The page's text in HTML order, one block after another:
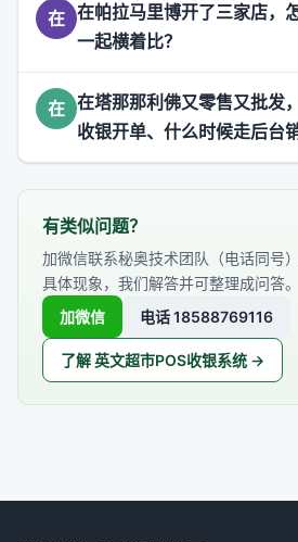
在 在帕拉马里博开了三家店，
一起横着比？
在 在塔那那利佛又零售又批发
收银开单、什么时候走后台
有类似问题？
加微信联系秘奥技术团队（电话同号
具体现象，我们解答并可整理成问答。
加微信
电话 18588769116
了解 英文超市POS收银系统 →